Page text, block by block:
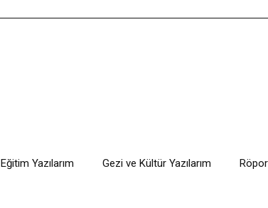
Eğitim Yazılarım Gezi ve Kültür Yazılarım